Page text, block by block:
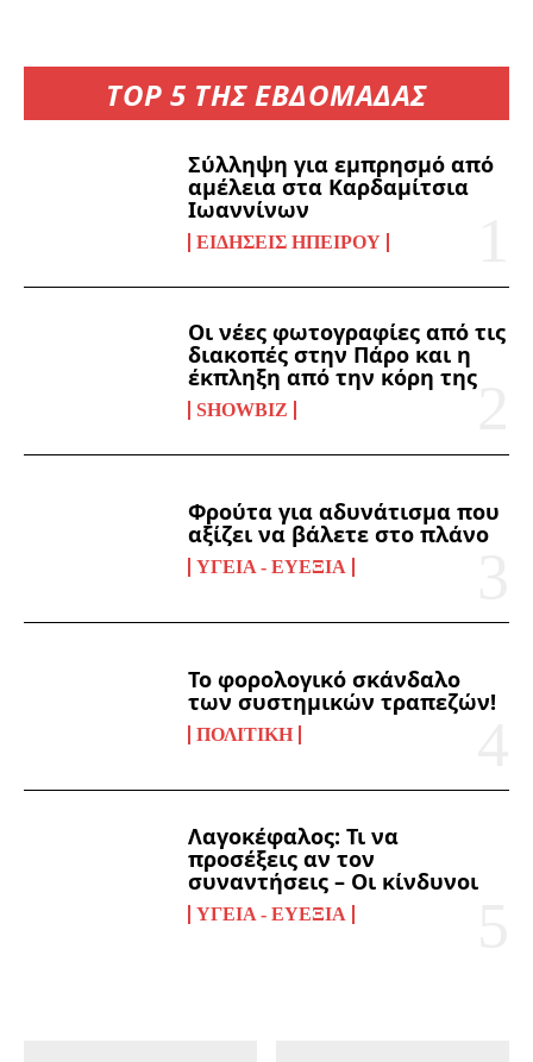
TOP 5 ΤΗΣ ΕΒΔΟΜΑΔΑΣ
Σύλληψη για εμπρησμό από
αμέλεια στα Καρδαμίτσια
Ιωαννίνων
ΕΙΔΉΣΕΙΣ ΗΠΕΊΡΟΥ
Οι νέες φωτογραφίες από τις
διακοπές στην Πάρο και η
έκπληξη από την κόρη της
SHOWBIZ
Φρούτα για αδυνάτισμα που
αξίζει να βάλετε στο πλάνο
ΥΓΕΊΑ - ΕΥΕΞΊΑ
Το φορολογικό σκάνδαλο
των συστημικών τραπεζών!
ΠΟΛΙΤΙΚΉ
Λαγοκέφαλος: Τι να
προσέξεις αν τον
συναντήσεις – Οι κίνδυνοι
ΥΓΕΊΑ - ΕΥΕΞΊΑ